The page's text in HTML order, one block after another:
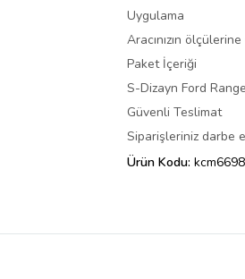
Uygulama
Aracınızın
Paket İçeriği
S-Dizayn Ford
Güvenli Teslimat
Siparişleriniz darbe
Ürün Kodu: